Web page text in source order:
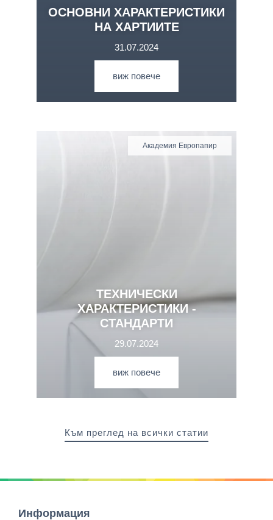
ОСНОВНИ ХАРАКТЕРИСТИКИ
НА ХАРТИИТЕ
31.07.2024
виж повече
Академия Европапир
ТЕХНИЧЕСКИ
ХАРАКТЕРИСТИКИ -
СТАНДАРТИ
29.07.2024
виж повече
Към преглед на всички статии
Информация